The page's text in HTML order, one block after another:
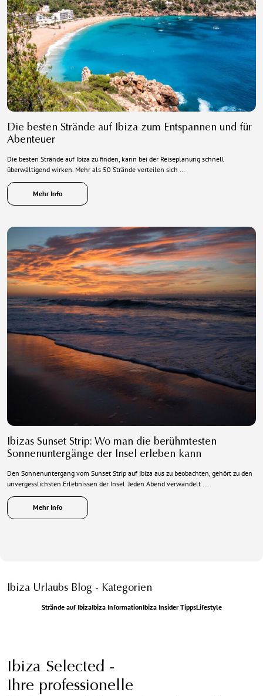
Die besten Strände auf Ibiza zum Entspannen und für
Abenteuer
Die besten Strände auf Ibiza zu finden, kann bei der Reiseplanung schnell
überwältigend wirken. Mehr als 50 Strände verteilen sich …
Mehr Info
Ibizas Sunset Strip: Wo man die berühmtesten
Sonnenuntergänge der Insel erleben kann
Den Sonnenuntergang vom Sunset Strip auf Ibiza aus zu beobachten, gehört zu den
unvergesslichsten Erlebnissen der Insel. Jeden Abend verwandelt …
Mehr Info
Ibiza Urlaubs Blog - Kategorien
Strände auf IbizaIbiza InformationIbiza Insider TippsLifestyle
Ibiza Selected -
Ihre professionelle